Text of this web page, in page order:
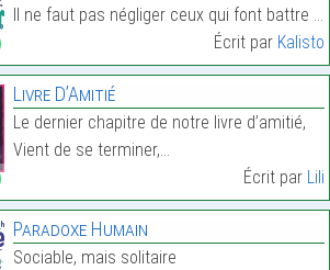
Il ne faut pas négliger ceux qui font battre notre…
Écrit par Kalisto
Livre D’Amitié
Le dernier chapitre de notre livre d’amitié,
Vient de se terminer,…
Écrit par Lili
Paradoxe Humain
Sociable, mais solitaire